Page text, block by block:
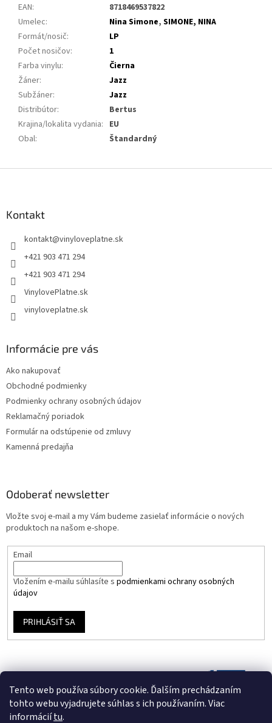
Tento web používa súbory cookie. Ďalším prechádzaním
tohto webu vyjadrujete súhlas s ich používaním. Viac
informáciítu.
EAN:
8718469537822
Umelec: Nina Simone, SIMONE, NINA
Formát/nosič:
LP
Počet nosičov:
1
Farba vinylu:
Čierna
Žáner:
Jazz
Subžáner:
Jazz
Distribútor:
Bertus
Krajina/lokalita vydania: EU
Obal: Štandardný
Kontakt
kontakt@vinyloveplatne.sk
+421 903 471 294
+421 903 471 294
VinylovePlatne.sk
vinyloveplatne.sk
Informácie pre vás
Ako nakupovať
Obchodné podmienky
Podmienky ochrany osobných údajov
Reklamačný poriadok
Formulár na odstúpenie od zmluvy
Kamenná predajňa
Odoberať newsletter
Vložte svoj e-mail a my Vám budeme zasielať informácie o nových
produktoch na našom e-shope.
Email
Vložením e-mailu súhlasíte s podmienkami ochrany osobných
údajov
PRIHLÁSIŤ SA